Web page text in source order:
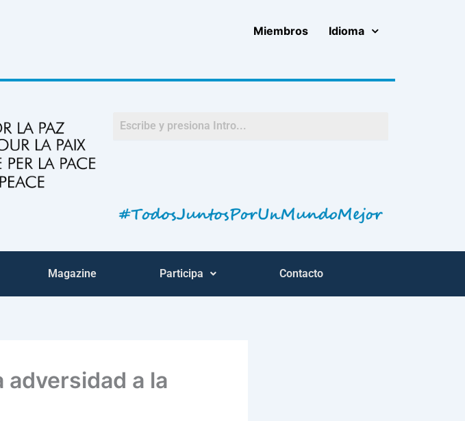
Miembros Idioma
Magazine Participa Contacto
adversidad a la